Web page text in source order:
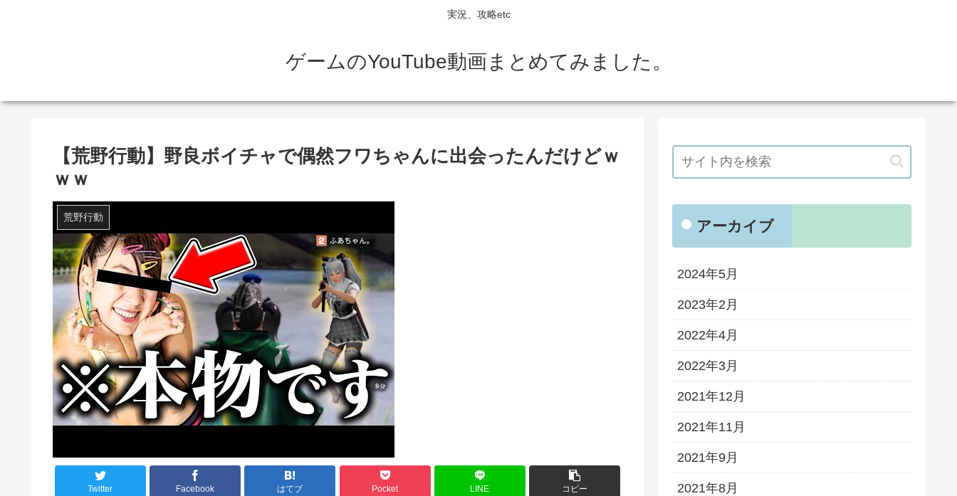
実況、攻略etc
ゲームのYouTube動画まとめてみました。
【荒野行動】野良ボイチャで偶然フワちゃんに出会ったんだけどｗ
ｗｗ
荒野行動
Twitter Facebook はてブ Pocket LINE コピー
アーカイブ
2024年5月
2023年2月
2022年4月
2022年3月
2021年12月
2021年11月
2021年9月
2021年8月